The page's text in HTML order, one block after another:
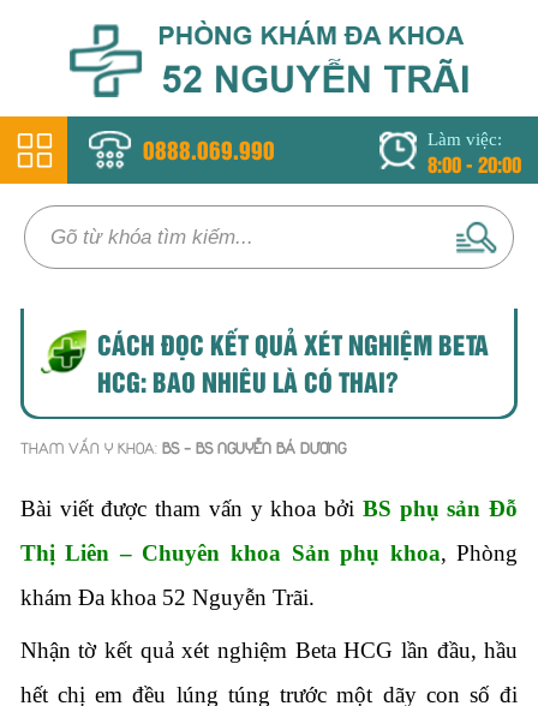
0888.069.990 Làm việc:
8:00 - 20:00
CÁCH ĐỌC KẾT QUẢ XÉT NGHIỆM BETA
HCG: BAO NHIÊU LÀ CÓ THAI?
THAM VẤN Y KHOA: BS - BS NGUYỄN BÁ DƯƠNG
Bài viết được tham vấn y khoa bởi BS phụ sản Đỗ
Thị Liên – Chuyên khoa Sản phụ khoa, Phòng
khám Đa khoa 52 Nguyễn Trãi.
Nhận tờ kết quả xét nghiệm Beta HCG lần đầu, hầu
hết chị em đều lúng túng trước một dãy con số đi